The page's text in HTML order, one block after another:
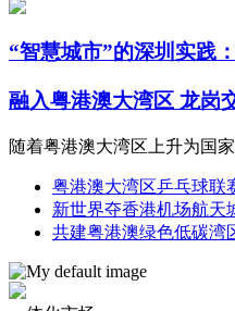
“智慧城市”的深圳实践
融入粤港澳大湾区 龙岗
随着粤港澳大湾区上升为国
粤港澳大湾区乒乓球联
新世界夺香港机场航天
共建粤港澳绿色低碳湾